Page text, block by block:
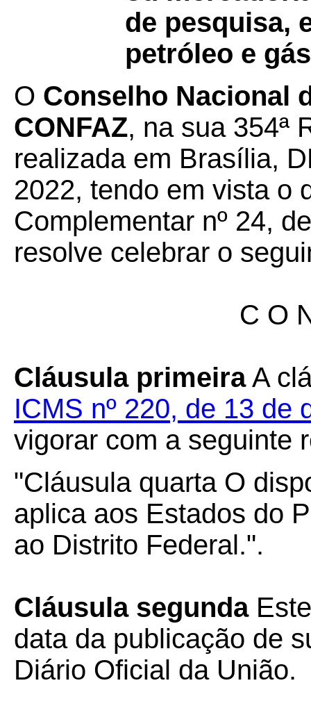
de pesquisa,
petróleo e
O Conselho Nacional
CONFAZ, na sua 354ª
realizada em Brasília,
2022, tendo em vista o
Complementar nº 24,
resolve celebrar o
C O
Cláusula primeiraA
ICMS nº 220, de 13 de
vigorar com a seguinte
"Cláusula quarta O
aplica aos Estados do
ao Distrito Federal.".
Cláusula segunda
data da publicação de
Diário Oficial da União.